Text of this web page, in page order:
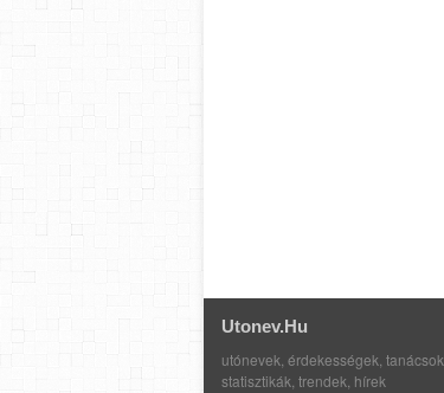
Utonev.hu
utónevek, érdekességek, tanácsok,
statisztikák, trendek, hírek